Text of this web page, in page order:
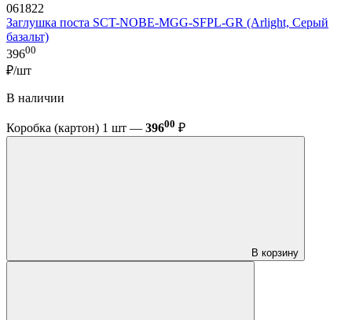
061822
Заглушка поста SCT-NOBE-MGG-SFPL-GR (Arlight, Серый
базальт)
39600
₽/шт
В наличии
Коробка (картон) 1 шт — 39600 ₽
В корзину